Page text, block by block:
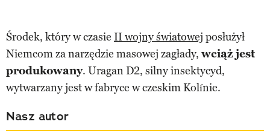
Środek, który w czasie II wojny światowej posłużył
Niemcom za narzędzie masowej zagłady, wciąż jest
produkowany. Uragan D2, silny insektycyd,
wytwarzany jest w fabryce w czeskim Kolínie.
Nasz autor